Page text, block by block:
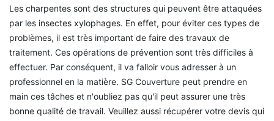
Les charpentes sont des structures qui peuvent être attaquées
par les insectes xylophages. En effet, pour éviter ces types de
problèmes, il est très important de faire des travaux de
traitement. Ces opérations de prévention sont très difficiles à
effectuer. Par conséquent, il va falloir vous adresser à un
professionnel en la matière. SG Couverture peut prendre en
main ces tâches et n'oubliez pas qu'il peut assurer une très
bonne qualité de travail. Veuillez aussi récupérer votre devis qui